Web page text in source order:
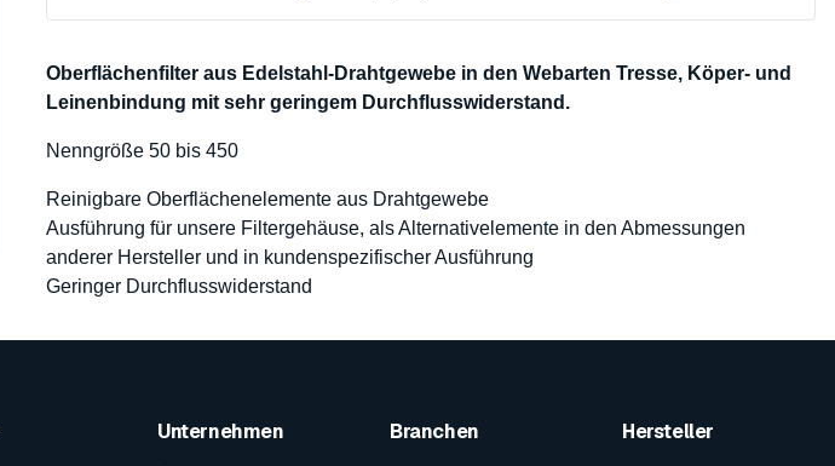
Oberflächenfilter aus Edelstahl-Drahtgewebe in den Webarten Tresse, Köper- und
Leinenbindung mit sehr geringem Durchflusswiderstand.
Nenngröße 50 bis 450
Reinigbare Oberflächenelemente aus Drahtgewebe
Ausführung für unsere Filtergehäuse, als Alternativelemente in den Abmessungen
anderer Hersteller und in kundenspezifischer Ausführung
Geringer Durchflusswiderstand
Unternehmen
Branchen
Hersteller